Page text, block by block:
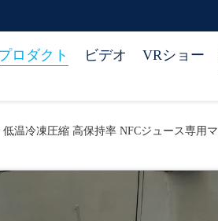
ロダクト ビデオ VRショー
温冷凍圧縮 高保持率 NFCジュース専用